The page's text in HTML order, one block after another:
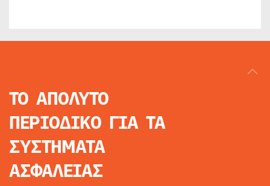
ΤΟ ΑΠΟΛΥΤΟ
ΠΕΡΙΟΔΙΚΟ ΓΙΑ ΤΑ
ΣΥΣΤΗΜΑΤΑ
ΑΣΦΑΛΕΙΑΣ